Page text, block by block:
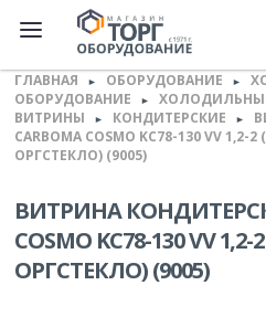
ГЛАВНАЯ ► ОБОРУДОВАНИЕ ►
ОБОРУДОВАНИЕ
►
ВИТРИНЫ
► КОНДИТЕРСКИЕ ►
CARBOMA COSMO KC78-130 VV
ОРГСТЕКЛО) (9005)
ВИТРИНА
COSMO KC78-130 VV
ОРГСТЕКЛО) (9005)